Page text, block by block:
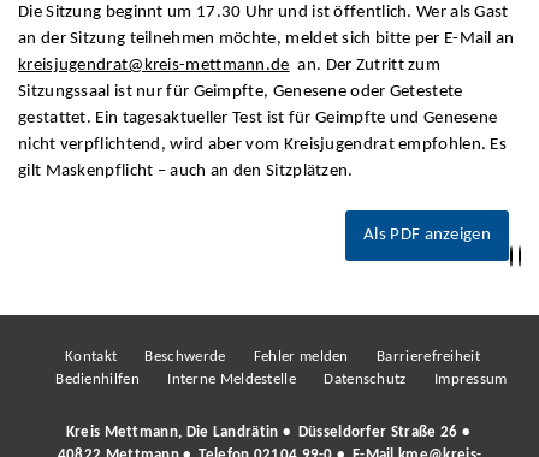
Die Sitzung beginnt um 17.30 Uhr und ist öffentlich. Wer als Gast
an der Sitzung teilnehmen möchte, meldet sich bitte per E-Mail an
kreisjugendrat@kreis-mettmann.de an. Der Zutritt zum
Sitzungssaal ist nur für Geimpfte, Genesene oder Getestete
gestattet. Ein tagesaktueller Test ist für Geimpfte und Genesene
nicht verpflichtend, wird aber vom Kreisjugendrat empfohlen. Es
gilt Maskenpflicht – auch an den Sitzplätzen.
Als PDF anzeigen
Kontakt Beschwerde Fehler melden
Barrierefreiheit
Bedienhilfen
Interne Meldestelle Datenschutz Impressum
Kreis Mettmann, Die Landrätin • Düsseldorfer Straße 26 •